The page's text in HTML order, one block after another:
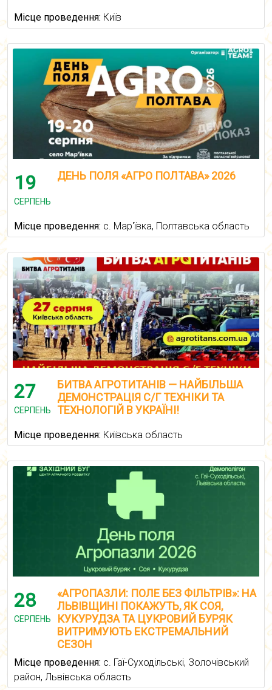
Місце проведення: Київ
19
СЕРПЕНЬ
ДЕНЬ ПОЛЯ «АГРО ПОЛТАВА» 2026
Місце проведення: с. Мар'ївка, Полтавська область
27
СЕРПЕНЬ
БИТВА АГРОТИТАНІВ — НАЙБІЛЬША
ДЕМОНСТРАЦІЯ С/Г ТЕХНІКИ ТА
ТЕХНОЛОГІЙ В УКРАЇНІ!
Місце проведення: Київська область
28
СЕРПЕНЬ
«АГРОПАЗЛИ: ПОЛЕ БЕЗ ФІЛЬТРІВ»: НА
ЛЬВІВЩИНІ ПОКАЖУТЬ, ЯК СОЯ,
КУКУРУДЗА ТА ЦУКРОВИЙ БУРЯК
ВИТРИМУЮТЬ ЕКСТРЕМАЛЬНИЙ
СЕЗОН
Місце проведення: с. Гаї-Суходільські, Золочівський
район, Львівська область